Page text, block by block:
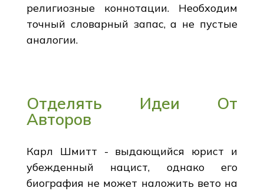
религиозные коннотации. Необходим
точный словарный запас, а не пустые
аналогии.
Отделять Идеи От
Авторов
Карл Шмитт - выдающийся юрист и
убежденный нацист, однако его
биография не может наложить вето на